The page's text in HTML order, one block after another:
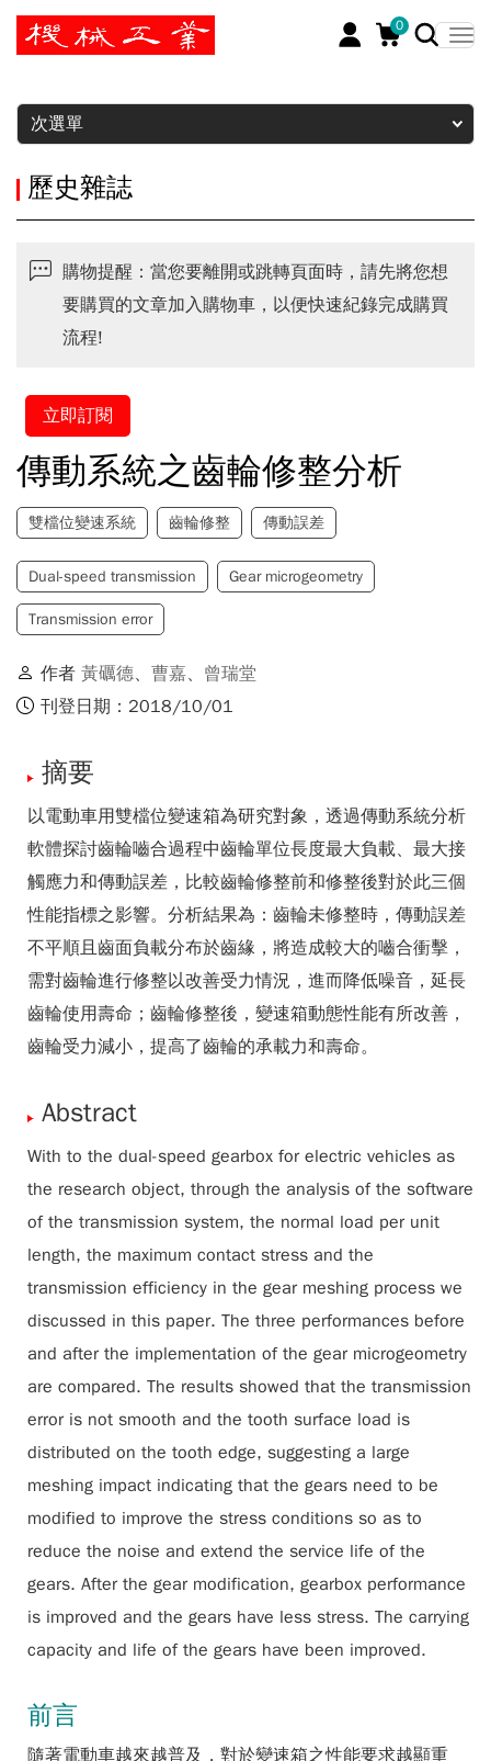
0
暫停
次選單
歷史雜誌
購物提醒：當您要離開或跳轉頁面時，請先將您想
要購買的文章加入購物車，以便快速紀錄完成購買
流程!
立即訂閱
傳動系統之齒輪修整分析
雙檔位變速系統 齒輪修整 傳動誤差
Dual-speed transmission Gear microgeometry
Transmission error
作者 黃礪德、 曹嘉、 曾瑞堂
刊登日期：2018/10/01
摘要
以電動車用雙檔位變速箱為研究對象，透過傳動系統分析
軟體探討齒輪嚙合過程中齒輪單位長度最大負載、最大接
觸應力和傳動誤差，比較齒輪修整前和修整後對於此三個
性能指標之影響。分析結果為：齒輪未修整時，傳動誤差
不平順且齒面負載分布於齒緣，將造成較大的嚙合衝擊，
需對齒輪進行修整以改善受力情況，進而降低噪音，延長
齒輪使用壽命；齒輪修整後，變速箱動態性能有所改善，
齒輪受力減小，提高了齒輪的承載力和壽命。
Abstract
With to the dual-speed gearbox for electric vehicles as
the research object, through the analysis of the software
of the transmission system, the normal load per unit
length, the maximum contact stress and the
transmission efficiency in the gear meshing process we
discussed in this paper. The three performances before
and after the implementation of the gear microgeometry
are compared. The results showed that the transmission
error is not smooth and the tooth surface load is
distributed on the tooth edge, suggesting a large
meshing impact indicating that the gears need to be
modified to improve the stress conditions so as to
reduce the noise and extend the service life of the
gears. After the gear modification, gearbox performance
is improved and the gears have less stress. The carrying
capacity and life of the gears have been improved.
前言
隨著電動車越來越普及，對於變速箱之性能要求越顯重